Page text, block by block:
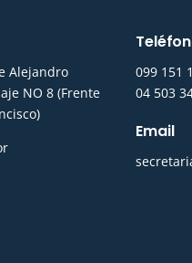
Alejandro
NO 8 (Frente
099 151
04 503
Email